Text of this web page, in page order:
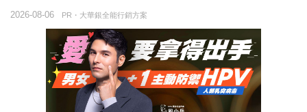
PR・大華銀全能行銷方案
2026-08-06